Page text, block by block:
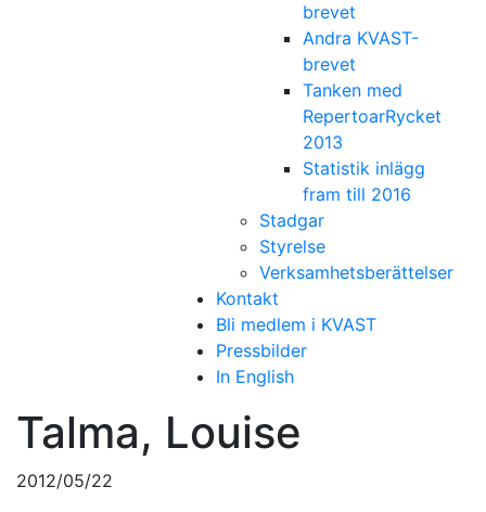
brevet
Andra KVAST-
brevet
Tanken med
RepertoarRycket
2013
Statistik inlägg
fram till 2016
Stadgar
Styrelse
Verksamhetsberättelser
Kontakt
Bli medlem i KVAST
Pressbilder
In English
Talma, Louise
2012/05/22